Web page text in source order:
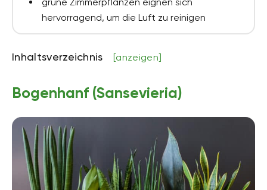
hervorragend, um die Luft zu reinigen
Inhaltsverzeichnis [anzeigen]
Bogenhanf (Sansevieria)